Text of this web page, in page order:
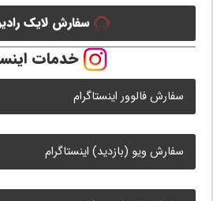
سفارش لایک
خدمات
سفارش فالوور اینستاگرام
سفارش ویو (بازدید) اینستاگرام